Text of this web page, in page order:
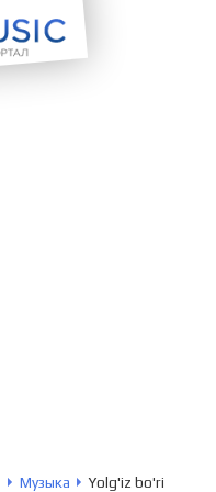
Музыка Yolg'iz bo'ri